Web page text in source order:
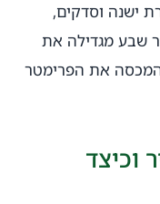
ישנה וסדקים,
שבע מגדילה את
המכסה את הפרימטר
וכיצד